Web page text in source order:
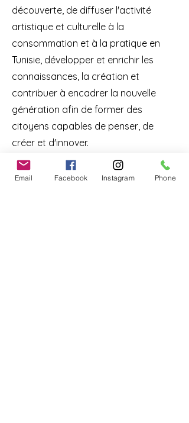
découverte, de diffuser l'activité
artistique et culturelle à la
consommation et à la pratique en
Tunisie, développer et enrichir les
connaissances, la création et
contribuer à encadrer la nouvelle
génération afin de former des
citoyens capables de penser, de
créer et d'innover.
Je postule
Email Facebook Instagram Phone